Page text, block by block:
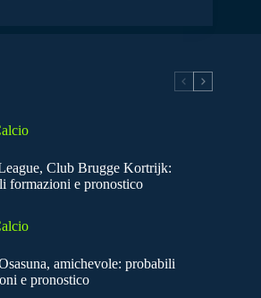
Club Brugge Kortrijk:
formazioni e pronostico
amichevole: probabili
e pronostico